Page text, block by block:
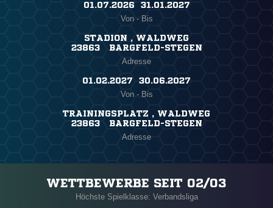
01.07.2026 ​ 31.01.2027
Von - Bis
STADION , WALDWEG
23863 BARGFELD-STEGEN
Adresse
01.02.2027 ​ 30.06.2027
Von - Bis
TRAININGSPLATZ , WALDWEG
23863 BARGFELD-STEGEN
Adresse
WETTBEWERBE SEIT 02/03
Höchste Spielklasse: Verbandsliga